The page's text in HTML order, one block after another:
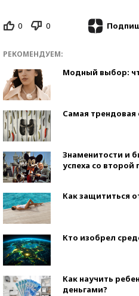
0 0
РЕКОМЕНДУЕМ:
Модный выбор:
Самая трендовая
Знаменитости и
успеха со второй
Как защититься
Кто изобрел
Как научить
деньгами?